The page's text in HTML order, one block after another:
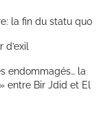
la fin du statu quo
endommagés… la
entre Bir Jdid et El